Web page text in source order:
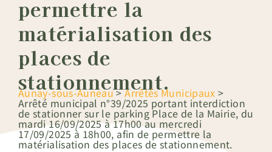
permettre la
matérialisation des
places de
stationnement.
Aunay-sous-Auneau>Arrêtés Municipaux >
Arrêté municipal n°39/2025 portant interdiction
de stationner sur le parking Place de la Mairie, du
mardi 16/09/2025 à 17h00 au mercredi
17/09/2025 à 18h00, afin de permettre la
matérialisation des places de stationnement.